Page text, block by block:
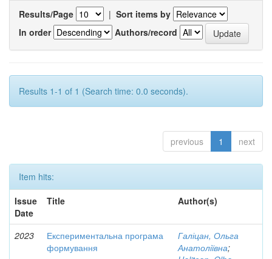
Results/Page | Sort items by
In order
Authors/record
Results 1-1 of 1 (Search time: 0.0 seconds).
previous 1 next
Item hits:
Issue
Date
Title Author(s)
2023
Експериментальна програма
формування
Галіцан, Ольга
Анатоліївна;